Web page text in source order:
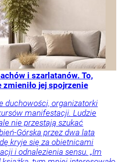
i szarlatanów. To,
zmieniło jej spojrzenie
duchowości, organizatorki
manifestacji. Ludzie
nie przestają szukać
Górska przez dwa lata
kryje się za obietnicami
i odnalezienia sensu. „Im